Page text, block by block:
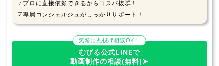
☑プロに直接依頼できるからコスパ抜群！
☑専属コンシェルジュがしっかりサポート！
気軽に丸投げ相談OK！
むびる公式LINEで
動画制作の相談(無料)➤